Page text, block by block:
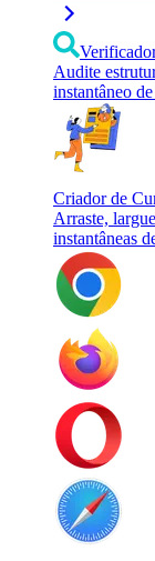
Audite
instantâneo
Criador de
Arraste,
instantâneas